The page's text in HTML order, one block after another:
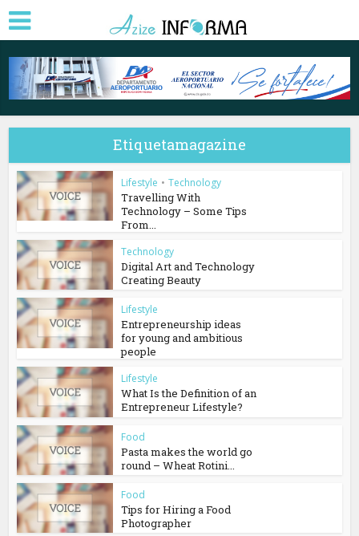
Etiquetamagazine
Lifestyle • Technology
Travelling With
Technology – Some Tips
From...
Technology
Digital Art and Technology
Creating Beauty
Lifestyle
Entrepreneurship ideas
for young and ambitious
people
Lifestyle
What Is the Definition of an
Entrepreneur Lifestyle?
Food
Pasta makes the world go
round – Wheat Rotini...
Food
Tips for Hiring a Food
Photographer